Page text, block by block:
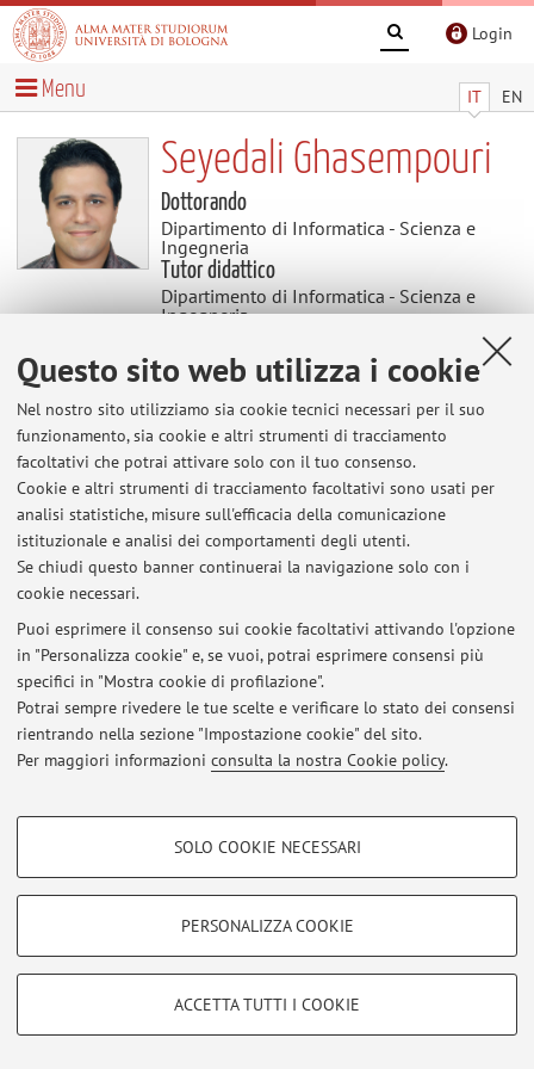
Questo sito web utilizza i cookie
Nel nostro sito utilizziamo sia cookie tecnici necessari per il suo
funzionamento, sia cookie e altri strumenti di tracciamento
facoltativi che potrai attivare solo con il tuo consenso.
Cookie e altri strumenti di tracciamento facoltativi sono usati per
analisi statistiche, misure sull'efficacia della comunicazione
istituzionale e analisi dei comportamenti degli utenti.
Se chiudi questo banner continuerai la navigazione solo con i
cookie necessari.
Puoi esprimere il consenso sui cookie facoltativi attivando l'opzione
in "Personalizza cookie" e, se vuoi, potrai esprimere consensi più
specifici in "Mostra cookie di profilazione".
Potrai sempre rivedere le tue scelte e verificare lo stato dei consensi
rientrando nella sezione "Impostazione cookie" del sito.
Per maggiori informazioni consulta la nostra Cookie policy.
COOKIE DI PROFILAZIONE - FACOLTATIVI
COOKIE TECNICI - NECESSARI
Si tratta di cookie tecnici utilizzati, a titolo esemplificativo, per il corretto
SOLO COOKIE NECESSARI
PERSONALIZZA COOKIE
ACCETTA TUTTI I COOKIE
Login
IT EN
Menu
Seyedali Ghasempouri
Dottorando
Dipartimento di Informatica - Scienza e
Ingegneria
Tutor didattico
Dipartimento di Informatica - Scienza e
Ingegneria
SISTEMI DI ELABORAZIONE DELLE INFORMAZIONI
Contenuti utili
Al momento non sono presenti contenuti.
Al momento non sono presenti avvisi.
Accedi tramiteloginper gestire tutti i contenuti del sito.
Zamboni, 33 - 40126 Bologna - Partita IVA: 01131710376